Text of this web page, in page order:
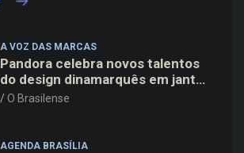
A VOZ DAS MARCAS
Pandora celebra novos talentos
do design dinamarquês em jantar
exclusivo no restaurante Daphne
O Brasilense
AGENDA BRASÍLIA